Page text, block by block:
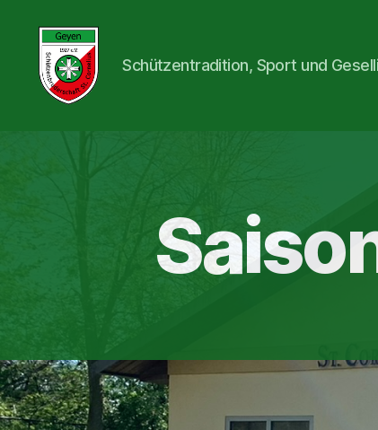
Schützentradition, Sport und